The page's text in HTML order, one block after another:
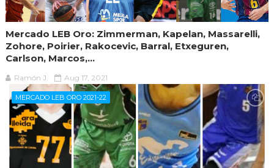
Mercado LEB Oro: Zimmerman, Kapelan, Massarelli,
Zohore, Poirier, Rakocevic, Barral, Etxeguren,
Carlson, Marcos,...
Ramón J. Aug 17, 2021
MERCADO LEB ORO 2021-22